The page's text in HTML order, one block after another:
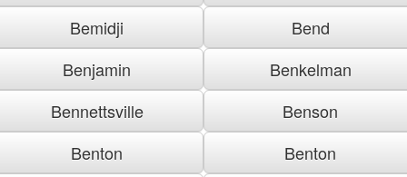
Bemidji
Bend
Benjamin
Benkelman
Bennettsville
Benson
Benton
Benton